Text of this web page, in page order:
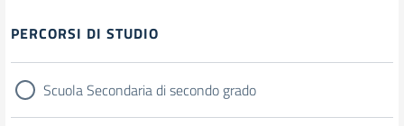
Filtri
PERCORSI DI STUDIO
Scuola Secondaria di secondo grado